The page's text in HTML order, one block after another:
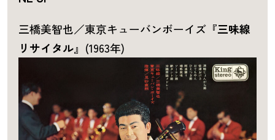
三橋美智也／東京キューバンボーイズ『三味線
リサイタル』(1963年)